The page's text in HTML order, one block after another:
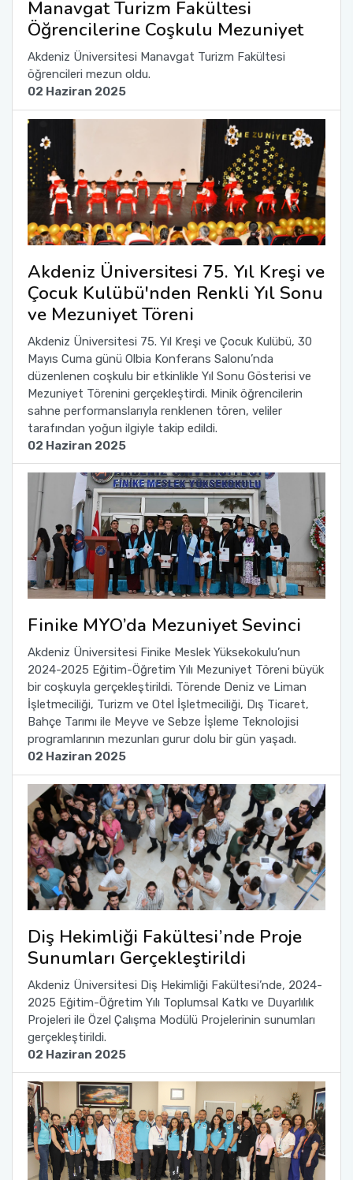
Manavgat Turizm Fakültesi
Öğrencilerine Coşkulu Mezuniyet
Akdeniz Üniversitesi Manavgat Turizm Fakültesi
öğrencileri mezun oldu.
02 Haziran 2025
Akdeniz Üniversitesi 75. Yıl Kreşi ve
Çocuk Kulübü'nden Renkli Yıl Sonu
ve Mezuniyet Töreni
Akdeniz Üniversitesi 75. Yıl Kreşi ve Çocuk Kulübü, 30
Mayıs Cuma günü Olbia Konferans Salonu’nda
düzenlenen coşkulu bir etkinlikle Yıl Sonu Gösterisi ve
Mezuniyet Törenini gerçekleştirdi. Minik öğrencilerin
sahne performanslarıyla renklenen tören, veliler
tarafından yoğun ilgiyle takip edildi.
02 Haziran 2025
Finike MYO’da Mezuniyet Sevinci
Akdeniz Üniversitesi Finike Meslek Yüksekokulu’nun
2024-2025 Eğitim-Öğretim Yılı Mezuniyet Töreni büyük
bir coşkuyla gerçekleştirildi. Törende Deniz ve Liman
İşletmeciliği, Turizm ve Otel İşletmeciliği, Dış Ticaret,
Bahçe Tarımı ile Meyve ve Sebze İşleme Teknolojisi
programlarının mezunları gurur dolu bir gün yaşadı.
02 Haziran 2025
Diş Hekimliği Fakültesi’nde Proje
Sunumları Gerçekleştirildi
Akdeniz Üniversitesi Diş Hekimliği Fakültesi’nde, 2024-
2025 Eğitim-Öğretim Yılı Toplumsal Katkı ve Duyarlılık
Projeleri ile Özel Çalışma Modülü Projelerinin sunumları
gerçekleştirildi.
02 Haziran 2025
2022-2026 Stratejik Planı
Faaliyet Raporları
Akademik Tören
İlahiyat Fakültesi
İletişim Fakültesi
Kemer Denizcilik Fakültesi
Kumluca Sağlık Bilimleri Fakültesi
Manavgat Sosyal ve Beşeri Bilimler Fakültesi
Manavgat Turizm Fakültesi
Manavgat Yabancı Diller Fakültesi
Mimarlık Fakültesi
Mühendislik Fakültesi
Sağlık Bilimleri Fakültesi
Serik İşletme Fakültesi
Spor Bilimleri Fakültesi
Su Ürünleri Fakültesi
Tıp Fakültesi
Turizm Fakültesi
Uygulamalı Bilimler Fakültesi
Ziraat Fakültesi
Sağlık Hizmetleri MYO
Serik Gülsün Süleyman Süral MYO
Sosyal Bilimler MYO
Teknik Bilimler MYO
Yapı İşleri ve Teknik Daire Başkanlığı
Uluslararası İlişkiler Ofisi
Mezun Bilgi Sistemi
Sıkça Sorulan Sorular
Online Sağlık Hizmetleri Randevu Sistemi
Yönetim Sistemi)
AB Projeleri
TÜBİTAK Projeleri
Web of Science